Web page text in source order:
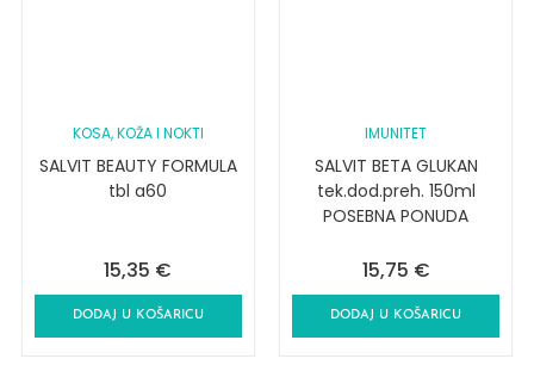
KOSA, KOŽA I NOKTI
SALVIT BEAUTY FORMULA
tbl a60
15,35 €
DODAJ U KOŠARICU
IMUNITET
SALVIT BETA GLUKAN
tek.dod.preh. 150ml
POSEBNA PONUDA
15,75 €
DODAJ U KOŠARICU